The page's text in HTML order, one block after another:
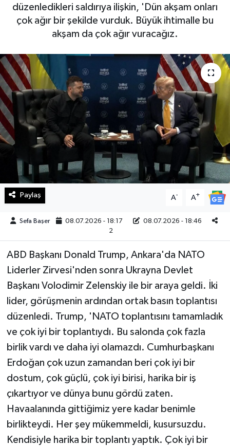
düzenledikleri saldırıya ilişkin, 'Dün akşam onları
çok ağır bir şekilde vurduk. Büyük ihtimalle bu
akşam da çok ağır vuracağız.
Paylaş A- A+
Sefa Başer 08.07.2026 - 18:17
08.07.2026 - 18:46
2
ABD Başkanı Donald Trump, Ankara'da NATO
Liderler Zirvesi'nden sonra Ukrayna Devlet
Başkanı Volodimir Zelenskiy ile bir araya geldi. İki
lider, görüşmenin ardından ortak basın toplantısı
düzenledi. Trump, 'NATO toplantısını tamamladık
ve çok iyi bir toplantıydı. Bu salonda çok fazla
birlik vardı ve daha iyi olamazdı. Cumhurbaşkanı
Erdoğan çok uzun zamandan beri çok iyi bir
dostum, çok güçlü, çok iyi birisi, harika bir iş
çıkartıyor ve dünya bunu gördü zaten.
Havaalanında gittiğimiz yere kadar benimle
birlikteydi. Her şey mükemmeldi, kusursuzdu.
Kendisiyle harika bir toplantı yaptık. Çok iyi bir
Haberde İnsan
Magazin
Manşet Altı
Manşetler
Resmi İlan
Sağlık
Spor
Teknoloji
Yaşam
KAHRAMANMARAŞ